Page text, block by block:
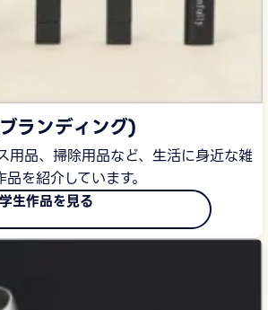
ランディング)
用品、掃除用品など、生活に身近な雑
を紹介しています。
学生作品を見る